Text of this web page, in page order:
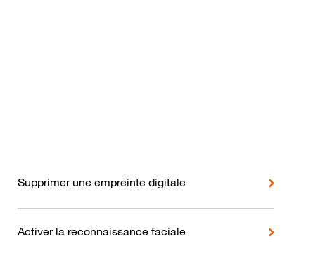
Supprimer une empreinte digitale
Activer la reconnaissance faciale